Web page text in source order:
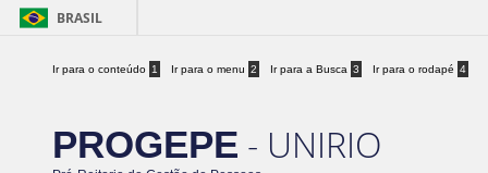
BRASIL
Ir para o conteúdo 1 Ir para o menu 2 Ir para a Busca 3 Ir para o rodapé 4
PROGEPE - UNIRIO